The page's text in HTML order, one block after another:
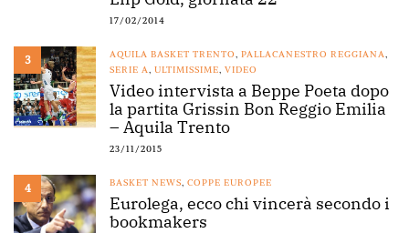
17/02/2014
3 AQUILA BASKET TRENTO, PALLACANESTRO REGGIANA,
SERIE A, ULTIMISSIME, VIDEO
Video intervista a Beppe Poeta dopo
la partita Grissin Bon Reggio Emilia
– Aquila Trento
23/11/2015
4 BASKET NEWS, COPPE EUROPEE
Eurolega, ecco chi vincerà secondo i
bookmakers